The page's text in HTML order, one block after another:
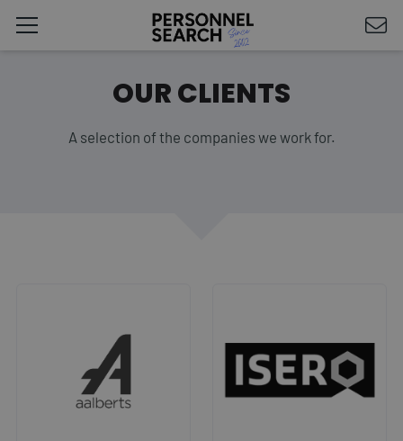
OUR CLIENTS
A selection of the companies we work for.